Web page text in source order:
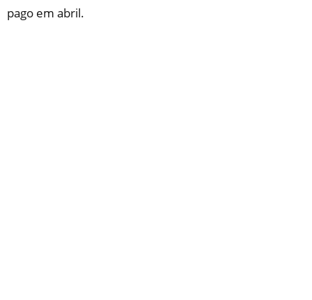
pago em abril.